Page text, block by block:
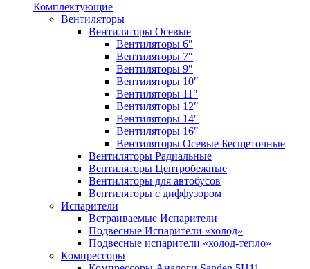
Комплектующие
Вентиляторы
Вентиляторы Осевые
Вентиляторы 6″
Вентиляторы 7″
Вентиляторы 9″
Вентиляторы 10″
Вентиляторы 11″
Вентиляторы 12″
Вентиляторы 14″
Вентиляторы 16″
Вентиляторы Осевые Бесщеточные
Вентиляторы Радиальные
Вентиляторы Центробежные
Вентиляторы для автобусов
Вентиляторы с диффузором
Испарители
Встраиваемые Испарители
Подвесные Испарители «холод»
Подвесные испарители «холод-тепло»
Компрессоры